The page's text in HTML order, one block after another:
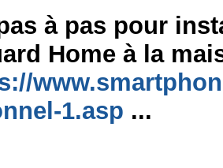
à pas pour
Home à la
1.asp ...